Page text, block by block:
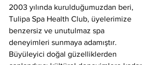
2003 yılında kurulduğumuzdan beri,
Tulipa Spa Health Club, üyelerimize
benzersiz ve unutulmaz spa
deneyimleri sunmaya adamıştır.
Büyüleyici doğal güzelliklerden